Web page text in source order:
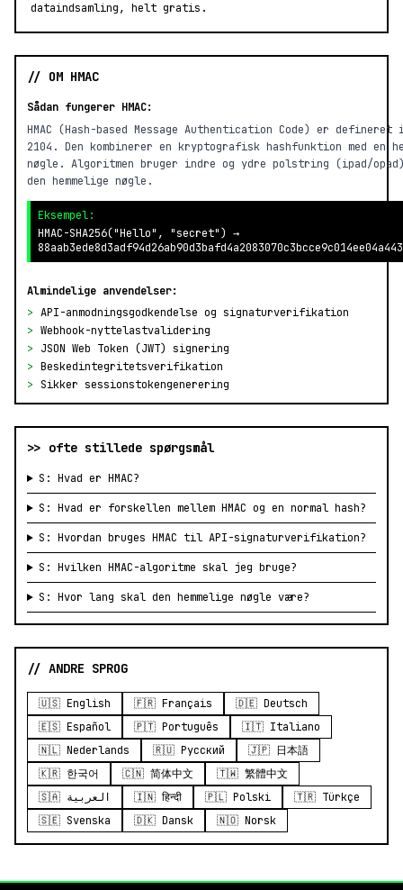
dataindsamling, helt gratis.
// OM HMAC
Sådan fungerer HMAC:
HMAC (Hash-based Message Authentication Code) er defineret i
2104. Den kombinerer en kryptografisk hashfunktion med en
nøgle. Algoritmen bruger indre og ydre polstring (ipad/opad)
den hemmelige nøgle.
Eksempel:
HMAC-SHA256("Hello", "secret") →
Almindelige anvendelser:
> API-anmodningsgodkendelse og signaturverifikation
> Webhook-nyttelastvalidering
>
JSON Web Token (JWT) signering
> Beskedintegritetsverifikation
>
Sikker sessionstokengenerering
>> ofte stillede spørgsmål
S: Hvad er HMAC?
S: Hvad er forskellen mellem HMAC og en normal hash?
S: Hvordan bruges HMAC til API-signaturverifikation?
S: Hvilken HMAC-algoritme skal jeg bruge?
S: Hvor lang skal den hemmelige nøgle være?
// ANDRE SPROG
🇺🇸 English 🇫🇷 Français
🇩🇪 Deutsch
🇪🇸 Español
🇵🇹 Português
🇮🇹 Italiano
🇳🇱 Nederlands
🇷🇺 Русский
🇯🇵 日本語
🇰🇷 한국어
🇨🇳 简体中文
🇹🇼 繁體中文
🇸🇦 العربية
🇮🇳 हिन्दी 🇵🇱 Polski
🇹🇷 Türkçe
🇸🇪 Svenska
🇩🇰 Dansk 🇳🇴 Norsk